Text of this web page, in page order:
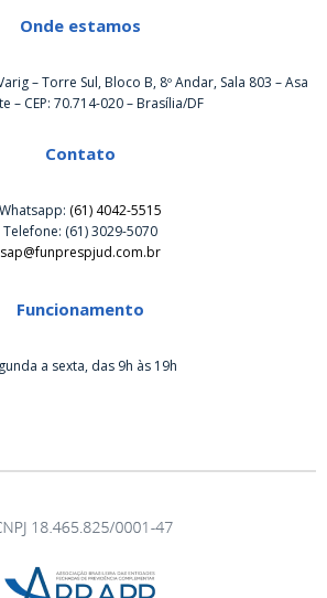
Onde estamos
– Torre Sul, Bloco B, 8º Andar, Sala 803 – Asa
– CEP: 70.714-020 – Brasília/DF
Contato
Whatsapp: (61) 4042-5515
Telefone: (61) 3029-5070
sap@funprespjud.com.br
Funcionamento
a sexta, das 9h às 19h